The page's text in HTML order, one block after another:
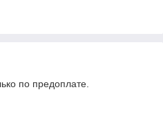
по предоплате.